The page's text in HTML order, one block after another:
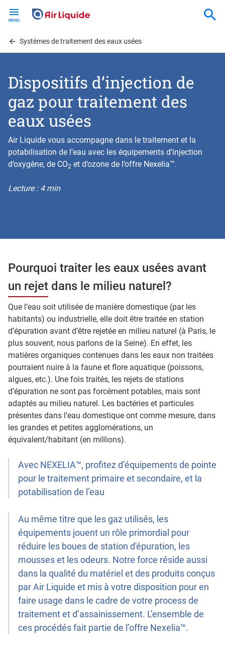
contentSystèmes de traitement des eaux usées
Dispositifs d’injection de
gaz pour traitement des
eaux usées
Air Liquide vous accompagne dans le traitement et la
potabilisation de l’eau avec les équipements d’injection
d’oxygène, de CO2 et d’ozone de l’offre Nexelia™.
Lecture : 4 min
Pourquoi traiter les eaux usées avant
un rejet dans le milieu naturel?
Que l’eau soit utilisée de manière domestique (par les
habitants) ou industrielle, elle doit être traitée en station
d’épuration avant d’être rejetée en milieu naturel (à Paris, le
plus souvent, nous parlons de la Seine). En effet, les
matières organiques contenues dans les eaux non traitées
pourraient nuire à la faune et flore aquatique (poissons,
algues, etc.). Une fois traités, les rejets de stations
d’épuration ne sont pas forcément potables, mais sont
adaptés au milieu naturel. Les bactéries et particules
présentes dans l’eau domestique ont comme mesure, dans
les grandes et petites agglomérations, un
équivalent/habitant (en millions).
Avec NEXELIA™, profitez d’équipements de pointe
pour le traitement primaire et secondaire, et la
potabilisation de l’eau
Au même titre que les gaz utilisés, les
équipements jouent un rôle primordial pour
réduire les boues de station d'épuration, les
mousses et les odeurs. Notre force réside aussi
dans la qualité du matériel et des produits conçus
par Air Liquide et mis à votre disposition pour en
faire usage dans le cadre de votre process de
traitement et d’assainissement. L’ensemble de
ces procédés fait partie de l’offre Nexelia™.